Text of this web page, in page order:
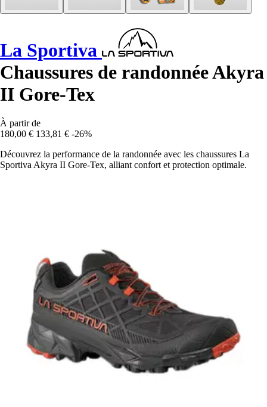
La Sportiva
Chaussures de randonnée Akyra
II Gore-Tex
À partir de
180,00 € 133,81 € -26%
Découvrez la performance de la randonnée avec les chaussures La
Sportiva Akyra II Gore-Tex, alliant confort et protection optimale.